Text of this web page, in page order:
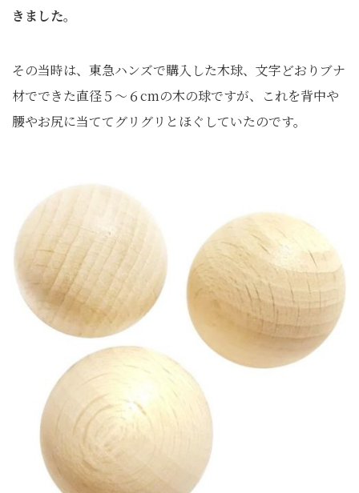
きました。
その当時は、東急ハンズで購入した木球、文字どおりブナ
材でできた直径５～６cmの木の球ですが、これを背中や
腰やお尻に当ててグリグリとほぐしていたのです。